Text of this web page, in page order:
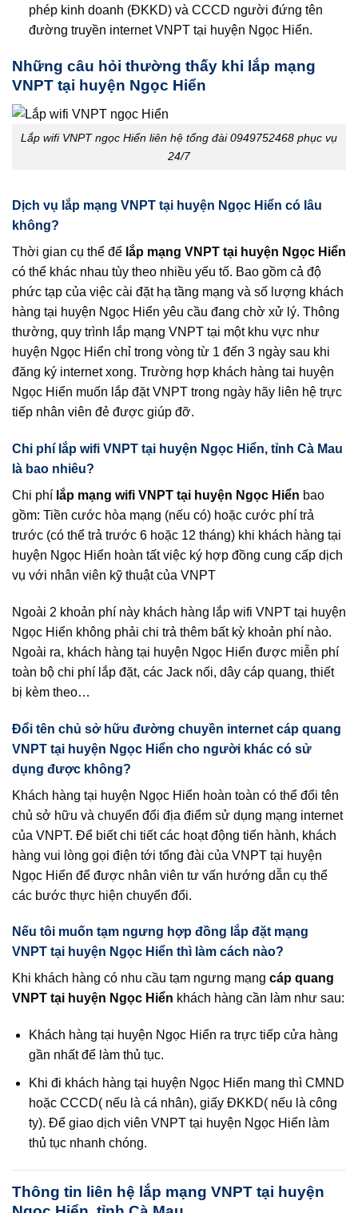
phép kinh doanh (ĐKKD) và CCCD người đứng tên
đường truyền internet VNPT tại huyện Ngọc Hiển.
Những câu hỏi thường thấy khi lắp mạng
VNPT tại huyện Ngọc Hiển
Lắp wifi VNPT ngọc Hiển liên hệ tổng đài 0949752468 phục vụ
24/7
Dịch vụ lắp mạng VNPT tại huyện Ngọc Hiển có lâu
không?
Thời gian cụ thể để lắp mạng VNPT tại huyện Ngọc Hiển
có thể khác nhau tùy theo nhiều yếu tố. Bao gồm cả độ
phức tạp của việc cài đặt hạ tầng mạng và số lượng khách
hàng tại huyện Ngọc Hiển yêu cầu đang chờ xử lý. Thông
thường, quy trình lắp mạng VNPT tại một khu vực như
huyện Ngọc Hiển chỉ trong vòng từ 1 đến 3 ngày sau khi
đăng ký internet xong. Trường hợp khách hàng tai huyện
Ngọc Hiển muốn lắp đặt VNPT trong ngày hãy liên hệ trực
tiếp nhân viên đẻ được giúp đỡ.
Chi phí lắp wifi VNPT tại huyện Ngọc Hiển, tỉnh Cà Mau
là bao nhiêu?
Chi phí lắp mạng wifi VNPT tại huyện Ngọc Hiển bao
gồm: Tiền cước hòa mạng (nếu có) hoặc cước phí trả
trước (có thể trả trước 6 hoặc 12 tháng) khi khách hàng tại
huyện Ngọc Hiển hoàn tất việc ký hợp đồng cung cấp dịch
vụ với nhân viên kỹ thuật của VNPT
Ngoài 2 khoản phí này khách hàng lắp wifi VNPT tại huyện
Ngọc Hiển không phải chi trả thêm bất kỳ khoản phí nào.
Ngoài ra, khách hàng tại huyện Ngọc Hiển được miễn phí
toàn bộ chi phí lắp đặt, các Jack nối, dây cáp quang, thiết
bị kèm theo…
Đổi tên chủ sở hữu đường chuyền internet cáp quang
VNPT tại huyện Ngọc Hiển cho người khác có sử
dụng được không?
Khách hàng tại huyện Ngọc Hiển hoàn toàn có thể đổi tên
chủ sở hữu và chuyển đổi địa điểm sử dụng mạng internet
của VNPT. Để biết chi tiết các hoạt động tiến hành, khách
hàng vui lòng gọi điện tới tổng đài của VNPT tại huyện
Ngọc Hiển để được nhân viên tư vấn hướng dẫn cụ thể
các bước thực hiện chuyển đổi.
Nếu tôi muốn tạm ngưng hợp đồng lắp đặt mạng
VNPT tại huyện Ngọc Hiển thì làm cách nào?
Khi khách hàng có nhu cầu tạm ngưng mạng cáp quang
VNPT tại huyện Ngọc Hiển khách hàng cần làm như sau:
Khách hàng tại huyện Ngọc Hiển ra trực tiếp cửa hàng
gần nhất để làm thủ tục.
Khi đi khách hàng tại huyện Ngọc Hiển mang thì CMND
hoặc CCCD( nếu là cá nhân), giấy ĐKKD( nếu là công
ty). Để giao dịch viên VNPT tại huyện Ngọc Hiển làm
thủ tục nhanh chóng.
Thông tin liên hệ lắp mạng VNPT tại huyện